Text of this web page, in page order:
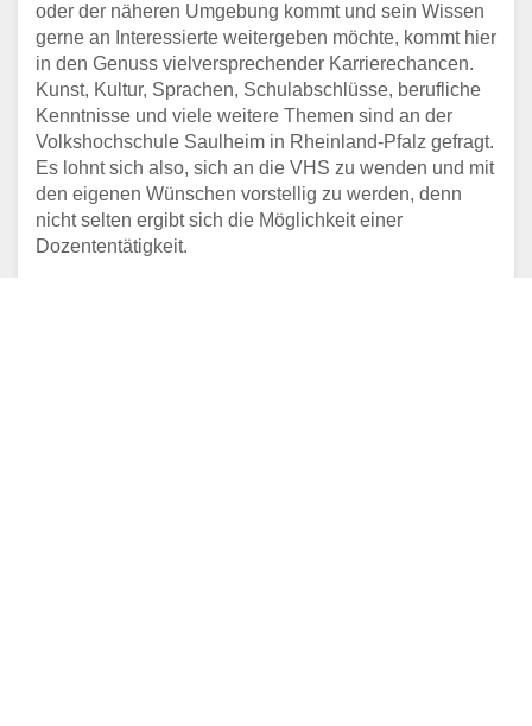
oder der näheren Umgebung kommt und sein Wissen
gerne an Interessierte weitergeben möchte, kommt hier
in den Genuss vielversprechender Karrierechancen.
Kunst, Kultur, Sprachen, Schulabschlüsse, berufliche
Kenntnisse und viele weitere Themen sind an der
Volkshochschule Saulheim in Rheinland-Pfalz gefragt.
Es lohnt sich also, sich an die VHS zu wenden und mit
den eigenen Wünschen vorstellig zu werden, denn
nicht selten ergibt sich die Möglichkeit einer
Dozententätigkeit.